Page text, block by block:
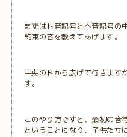
まずはト音記号とヘ音記号の
約束の音を教えてあげます。
中央のドから広げて行きます
す。
このやり方ですと、最初の音
ということになり、子供たち